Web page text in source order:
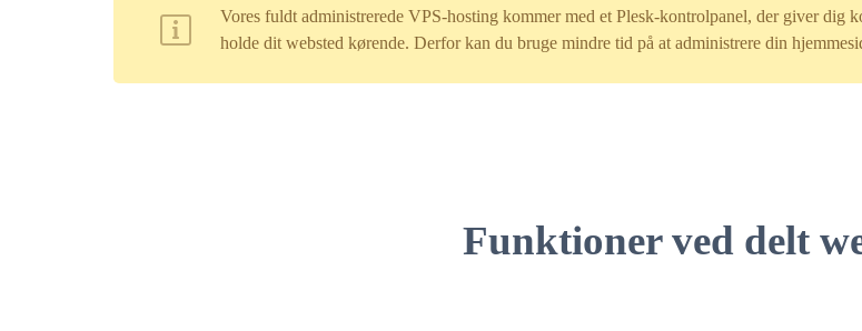
Vores fuldt administrerede VPS-hosting kommer med et Plesk-kontrolpanel, der giver dig
holde dit websted kørende. Derfor kan du bruge mindre tid på at administrere din
Funktioner ved delt